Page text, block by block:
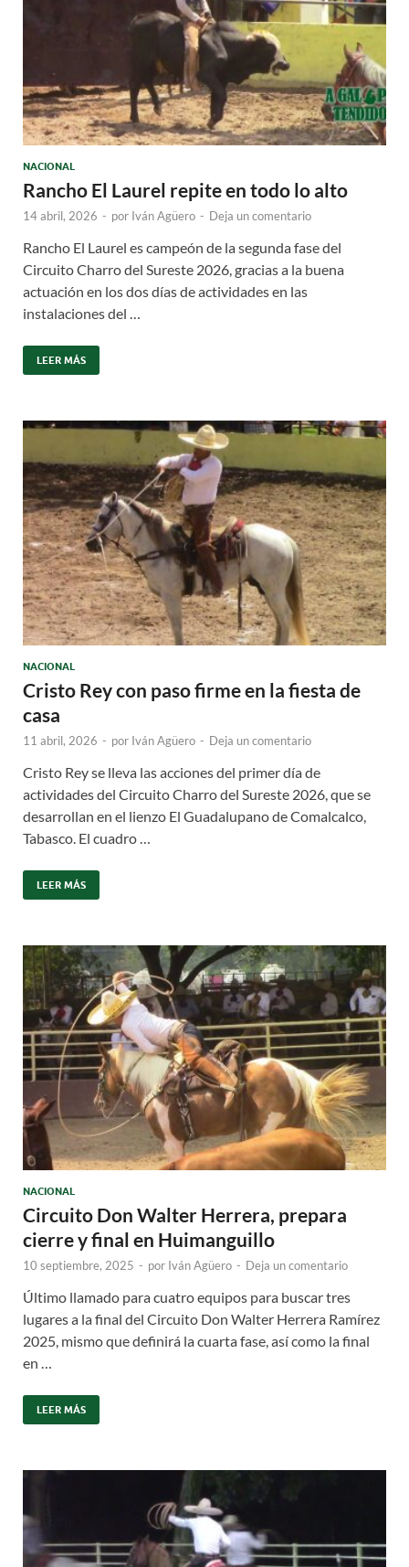
NACIONAL
Rancho El Laurel repite en todo lo alto
14 abril, 2026 - por Iván Agüero - Deja un comentario
Rancho El Laurel es campeón de la segunda fase del
Circuito Charro del Sureste 2026, gracias a la buena
actuación en los dos días de actividades en las
instalaciones del …
LEER MÁS
NACIONAL
Cristo Rey con paso firme en la fiesta de
casa
11 abril, 2026 - por Iván Agüero - Deja un comentario
Cristo Rey se lleva las acciones del primer día de
actividades del Circuito Charro del Sureste 2026, que se
desarrollan en el lienzo El Guadalupano de Comalcalco,
Tabasco. El cuadro …
LEER MÁS
NACIONAL
Circuito Don Walter Herrera, prepara
cierre y final en Huimanguillo
10 septiembre, 2025 - por Iván Agüero - Deja un comentario
Último llamado para cuatro equipos para buscar tres
lugares a la final del Circuito Don Walter Herrera Ramírez
2025, mismo que definirá la cuarta fase, así como la final
en …
LEER MÁS